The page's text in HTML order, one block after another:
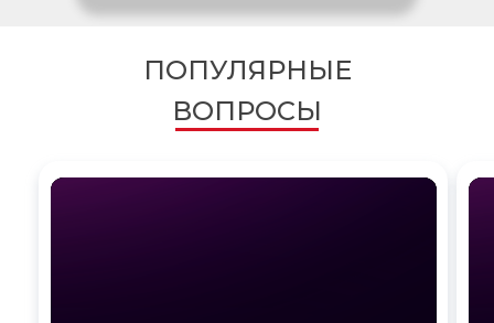
ПОПУЛЯРНЫЕ
ВОПРОСЫ